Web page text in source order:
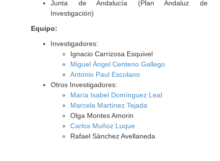
Junta de Andalucía (Plan Andaluz de
Investigación)
Equipo:
Investigadores:
Ignacio Carrizosa Esquivel
Miguel Ángel Centeno Gallego
Antonio Paul Escolano
Otros Investigadores:
María Isabel Domínguez Leal
Marcela Martínez Tejada
Olga Montes Amorin
Carlos Muñoz Luque
Rafael Sánchez Avellaneda